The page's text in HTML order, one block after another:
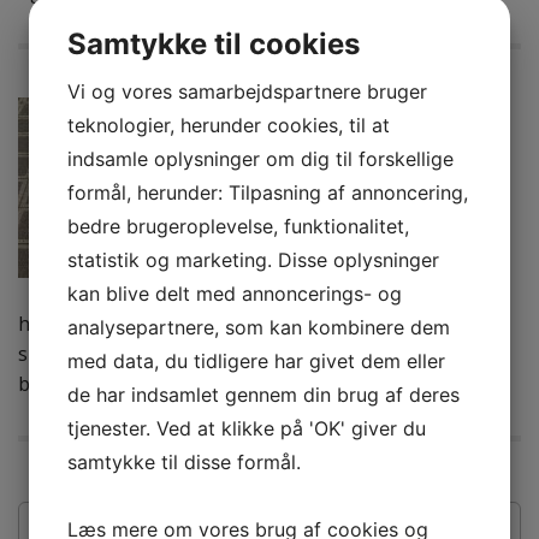
Flot til haven:
betonfliser
by Christinaonoktober 18, 2020in
Hej bloggen! Er der nogen
derude, som trænger til nyt liv i
haven? I dag skal vi tale om betonfliser, som er nogle
super klassiske fliser at have liggende. De kan tilmed
bruges mange steder. Læs med. Read more →
S
Samtykke til cookies
Vi og vores samarbejdspartnere bruger
teknologier, herunder cookies, til at
indsamle oplysninger om dig til forskellige
formål, herunder: Tilpasning af annoncering,
bedre brugeroplevelse, funktionalitet,
statistik og marketing. Disse oplysninger
kan blive delt med annoncerings- og
analysepartnere, som kan kombinere dem
med data, du tidligere har givet dem eller
de har indsamlet gennem din brug af deres
tjenester. Ved at klikke på 'OK' giver du
samtykke til disse formål.
Læs mere om vores brug af cookies og